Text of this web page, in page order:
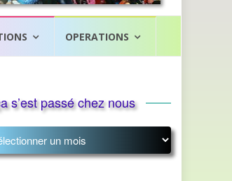
OPERATIONS
s’est passé chez nous